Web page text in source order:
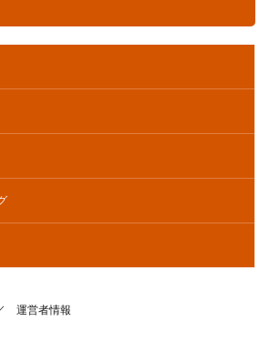
運営者情報